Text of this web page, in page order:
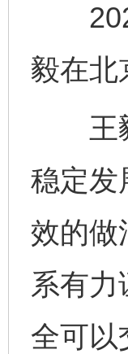
2026
毅在北
王毅
稳定发
效的做
系有
全可以